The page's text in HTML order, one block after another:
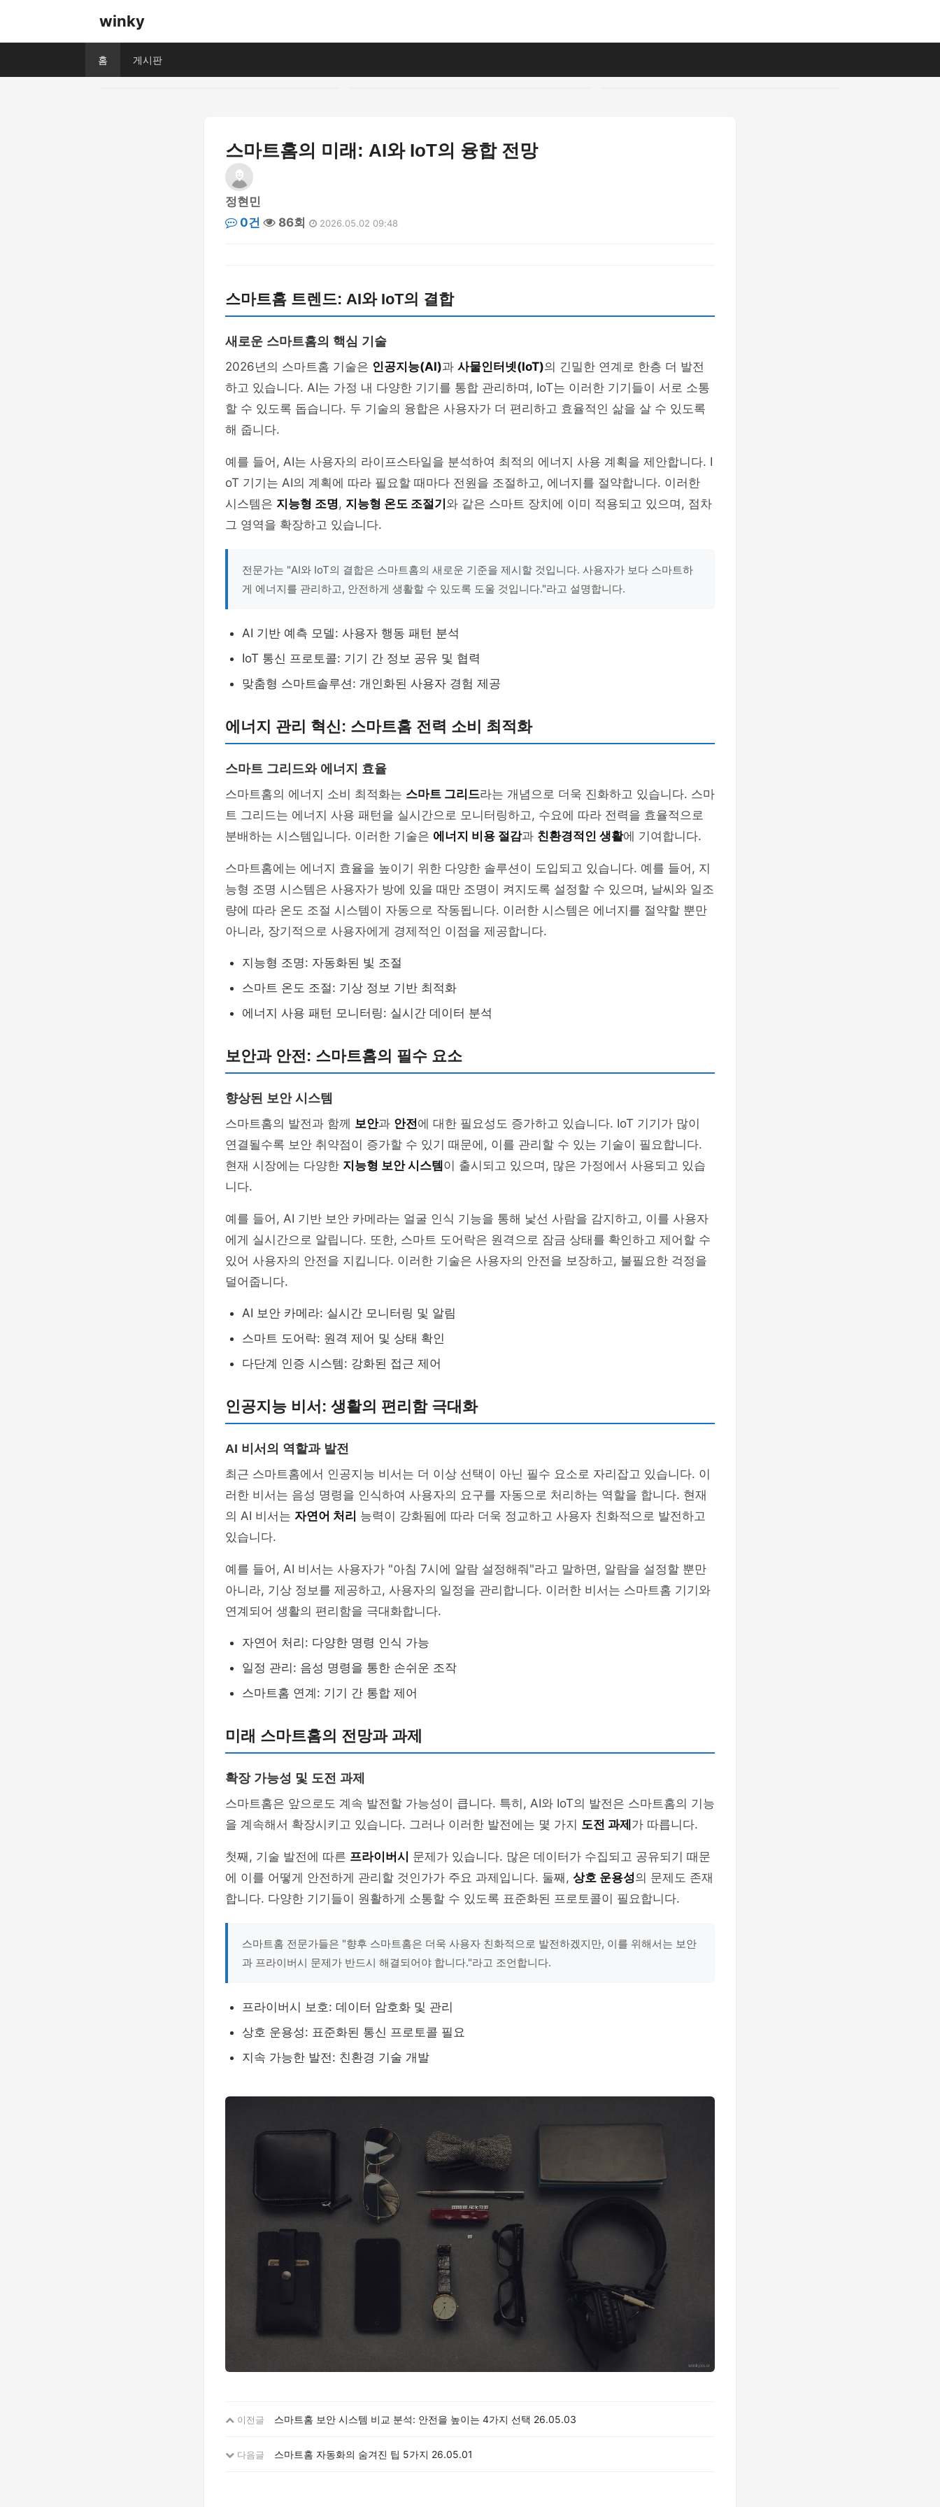
winky
홈 게시판
스마트홈의 미래: AI와 IoT의 융합 전망
정현민
0건
86회 2026.05.02 09:48
스마트홈 트렌드: AI와 IoT의 결합
새로운 스마트홈의 핵심 기술
2026년의 스마트홈 기술은 인공지능(AI)과 사물인터넷(IoT)의 긴밀한 연계로 한층 더 발전
하고 있습니다. AI는 가정 내 다양한 기기를 통합 관리하며, IoT는 이러한 기기들이 서로 소통
할 수 있도록 돕습니다. 두 기술의 융합은 사용자가 더 편리하고 효율적인 삶을 살 수 있도록
해 줍니다.
예를 들어, AI는 사용자의 라이프스타일을 분석하여 최적의 에너지 사용 계획을 제안합니다. I
oT 기기는 AI의 계획에 따라 필요할 때마다 전원을 조절하고, 에너지를 절약합니다. 이러한
시스템은 지능형 조명, 지능형 온도 조절기 와 같은 스마트 장치에 이미 적용되고 있으며, 점차
그 영역을 확장하고 있습니다.
전문가는 "AI와 IoT의 결합은 스마트홈의 새로운 기준을 제시할 것입니다. 사용자가 보다 스마트하
게 에너지를 관리하고, 안전하게 생활할 수 있도록 도울 것입니다."라고 설명합니다.
AI 기반 예측 모델: 사용자 행동 패턴 분석
IoT 통신 프로토콜: 기기 간 정보 공유 및 협력
맞춤형 스마트솔루션: 개인화된 사용자 경험 제공
에너지 관리 혁신: 스마트홈 전력 소비 최적화
스마트 그리드와 에너지 효율
스마트홈의 에너지 소비 최적화는 스마트 그리드라는 개념으로 더욱 진화하고 있습니다. 스마
트 그리드는 에너지 사용 패턴을 실시간으로 모니터링하고, 수요에 따라 전력을 효율적으로
분배하는 시스템입니다. 이러한 기술은 에너지 비용 절감과 친환경적인 생활에 기여합니다.
스마트홈에는 에너지 효율을 높이기 위한 다양한 솔루션이 도입되고 있습니다. 예를 들어, 지
능형 조명 시스템은 사용자가 방에 있을 때만 조명이 켜지도록 설정할 수 있으며, 날씨와 일조
량에 따라 온도 조절 시스템이 자동으로 작동됩니다. 이러한 시스템은 에너지를 절약할 뿐만
아니라, 장기적으로 사용자에게 경제적인 이점을 제공합니다.
지능형 조명: 자동화된 빛 조절
스마트 온도 조절: 기상 정보 기반 최적화
에너지 사용 패턴 모니터링: 실시간 데이터 분석
보안과 안전: 스마트홈의 필수 요소
향상된 보안 시스템
스마트홈의 발전과 함께 보안과 안전에 대한 필요성도 증가하고 있습니다. IoT 기기가 많이
연결될수록 보안 취약점이 증가할 수 있기 때문에, 이를 관리할 수 있는 기술이 필요합니다.
현재 시장에는 다양한 지능형 보안 시스템 이 출시되고 있으며, 많은 가정에서 사용되고 있습
니다.
예를 들어, AI 기반 보안 카메라는 얼굴 인식 기능을 통해 낯선 사람을 감지하고, 이를 사용자
에게 실시간으로 알립니다. 또한, 스마트 도어락은 원격으로 잠금 상태를 확인하고 제어할 수
있어 사용자의 안전을 지킵니다. 이러한 기술은 사용자의 안전을 보장하고, 불필요한 걱정을
덜어줍니다.
AI 보안 카메라: 실시간 모니터링 및 알림
스마트 도어락: 원격 제어 및 상태 확인
다단계 인증 시스템: 강화된 접근 제어
인공지능 비서: 생활의 편리함 극대화
AI 비서의 역할과 발전
최근 스마트홈에서 인공지능 비서는 더 이상 선택이 아닌 필수 요소로 자리잡고 있습니다. 이
러한 비서는 음성 명령을 인식하여 사용자의 요구를 자동으로 처리하는 역할을 합니다. 현재
의 AI 비서는 자연어 처리 능력이 강화됨에 따라 더욱 정교하고 사용자 친화적으로 발전하고
있습니다.
예를 들어, AI 비서는 사용자가 "아침 7시에 알람 설정해줘"라고 말하면, 알람을 설정할 뿐만
아니라, 기상 정보를 제공하고, 사용자의 일정을 관리합니다. 이러한 비서는 스마트홈 기기와
연계되어 생활의 편리함을 극대화합니다.
자연어 처리: 다양한 명령 인식 가능
일정 관리: 음성 명령을 통한 손쉬운 조작
스마트홈 연계: 기기 간 통합 제어
미래 스마트홈의 전망과 과제
확장 가능성 및 도전 과제
스마트홈은 앞으로도 계속 발전할 가능성이 큽니다. 특히, AI와 IoT의 발전은 스마트홈의 기능
을 계속해서 확장시키고 있습니다. 그러나 이러한 발전에는 몇 가지 도전 과제 가 따릅니다.
첫째, 기술 발전에 따른 프라이버시 문제가 있습니다. 많은 데이터가 수집되고 공유되기 때문
에 이를 어떻게 안전하게 관리할 것인가가 주요 과제입니다. 둘째, 상호 운용성의 문제도 존재
합니다. 다양한 기기들이 원활하게 소통할 수 있도록 표준화된 프로토콜이 필요합니다.
스마트홈 전문가들은 "향후 스마트홈은 더욱 사용자 친화적으로 발전하겠지만, 이를 위해서는 보안
과 프라이버시 문제가 반드시 해결되어야 합니다."라고 조언합니다.
프라이버시 보호: 데이터 암호화 및 관리
상호 운용성: 표준화된 통신 프로토콜 필요
지속 가능한 발전: 친환경 기술 개발
이전글 스마트홈 보안 시스템 비교 분석: 안전을 높이는 4가지 선택 26.05.03
다음글 스마트홈 자동화의 숨겨진 팁 5가지 26.05.01